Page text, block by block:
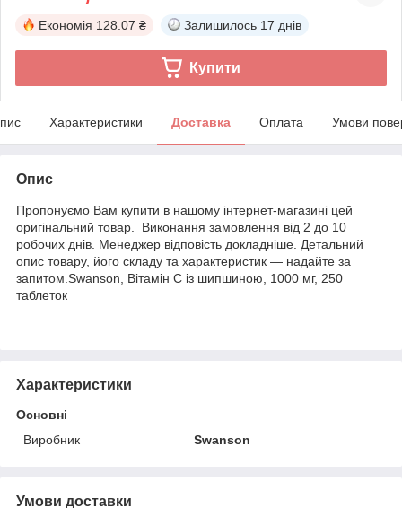
Економія 128.07 ₴ Залишилось 17 днів
Купити
Характеристики Доставка Оплата Умови
Опис
Пропонуємо Вам купити в нашому інтернет-магазині цей
оригінальний товар. Виконання замовлення від 2 до 10
робочих днів. Менеджер відповість докладніше. Детальний
опис товару, його складу та характеристик — надайте за
запитом.Swanson, Вітамін C із шипшиною, 1000 мг, 250
таблеток
Характеристики
Основні
Виробник
Swanson
Умови доставки